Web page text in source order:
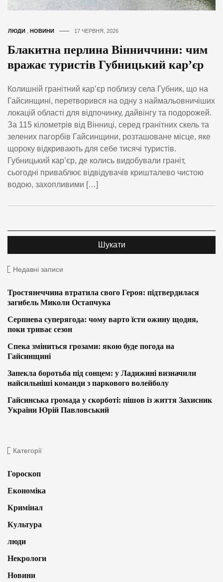
ЛЮДИ НОВИНИ 17 ЧЕРВНЯ, 2026
Блакитна перлина Вінниччини: чим
вражає туристів Губницький кар’єр
Колишній гранітний кар’єр поблизу села Губник, що на
Гайсинщині, перетворився на одну з наймальовничіших
локацій області для відпочинку, дайвінгу та подорожей.
За 115 кілометрів від Вінниці, серед гранітних скель та
зелених пагорбів Гайсинщини, розташоване місце, яке
щороку відкривають для себе тисячі туристів.
Губницький кар’єр, де колись видобували граніт,
сьогодні приваблює відвідувачів кришталево чистою
водою, захопливими […]
Недавні записи
Тростянеччина втратила свого Героя: підтвердилася
загибель Миколи Остапчука
Серпнева суперягода: чому варто їсти ожину щодня,
поки триває сезон
Спека зміниться грозами: якою буде погода на
Гайсинщині
Запекла боротьба під сонцем: у Ладижині визначили
найсильніші команди з паркового волейболу
Гайсинська громада у скорботі: пішов із життя Захисник
України Юрій Павловський
Категорії
Гороскоп
Економіка
Кримінал
Культура
люди
Некрологи
Новини